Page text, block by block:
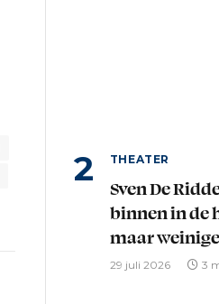
THEATER
Sven De
binnen in de
maar
29 juli 2026 3